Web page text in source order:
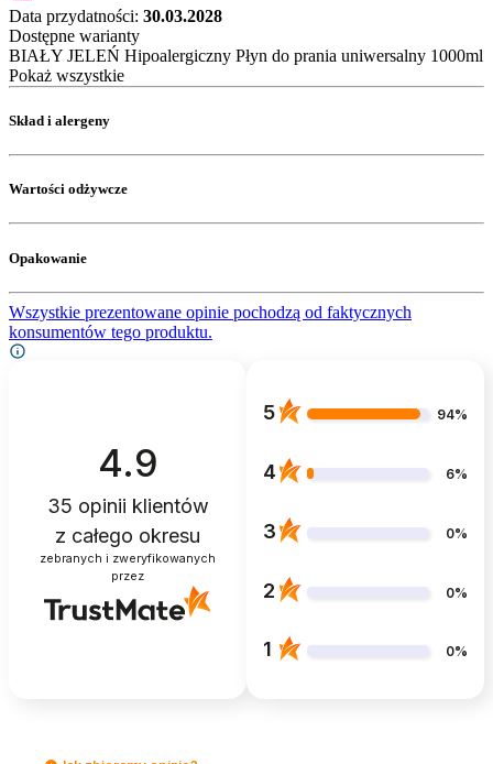
Data przydatności: 30.03.2028
Dostępne warianty
BIAŁY JELEŃ Hipoalergiczny Płyn do prania uniwersalny 1000ml
Pokaż wszystkie
Skład i alergeny
Wartości odżywcze
Opakowanie
Wszystkie prezentowane opinie pochodzą od faktycznych
konsumentów tego produktu.
4.9
35 opinii klientów
z całego okresu
zebranych i zweryfikowanych
przez
5 94%
4 6%
3 0%
2 0%
1 0%